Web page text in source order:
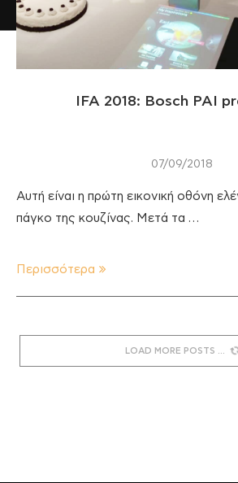
IFA 2018: Bosch PAI
07/09/2018
Αυτή είναι η πρώτη εικονική οθόνη
πάγκο της κουζίνας. Μετά τα …
Περισσότερα
LOAD MORE POSTS